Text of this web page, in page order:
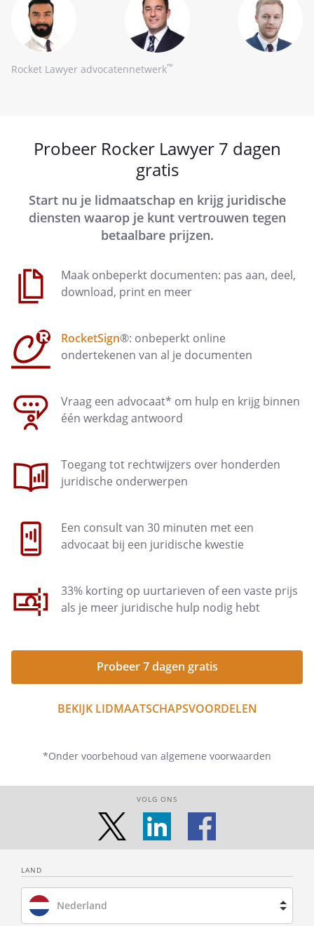
Rocket Lawyer advocatennetwerk™
Probeer Rocker Lawyer 7 dagen
gratis
Start nu je lidmaatschap en krijg juridische
diensten waarop je kunt vertrouwen tegen
betaalbare prijzen.
Maak onbeperkt documenten: pas aan, deel,
download, print en meer
RocketSign®: onbeperkt online
ondertekenen van al je documenten
Vraag een advocaat* om hulp en krijg binnen
één werkdag antwoord
Toegang tot rechtwijzers over honderden
juridische onderwerpen
Een consult van 30 minuten met een
advocaat bij een juridische kwestie
33% korting op uurtarieven of een vaste prijs
als je meer juridische hulp nodig hebt
Probeer 7 dagen gratis
BEKIJK LIDMAATSCHAPSVOORDELEN
*Onder voorbehoud van algemene voorwaarden
VOLG ONS
LAND
Nederland